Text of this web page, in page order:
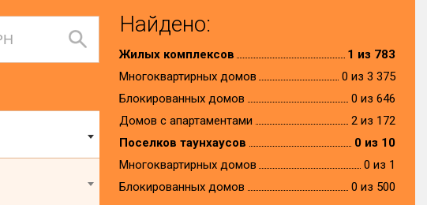
Найдено:
Жилых комплексов
1 из 783
Многоквартирных домов
0 из 3 375
Блокированных домов
0 из 646
Домов с апартаментами
2 из 172
Поселков таунхаусов
0 из 10
Многоквартирных домов
0 из 1
Блокированных домов
0 из 500